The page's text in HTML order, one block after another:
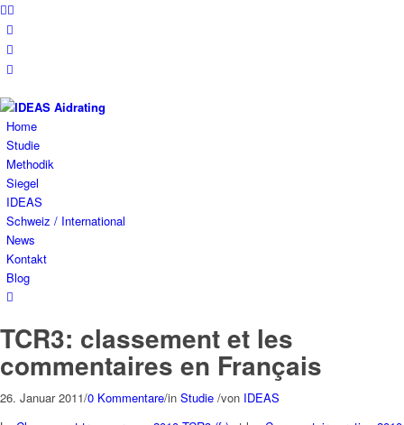
Home
Studie
Methodik
Siegel
IDEAS
Schweiz / International
News
Kontakt
Blog
TCR3: classement et les
commentaires en Français
26. Januar 2011/0 Kommentare/in Studie /von IDEAS